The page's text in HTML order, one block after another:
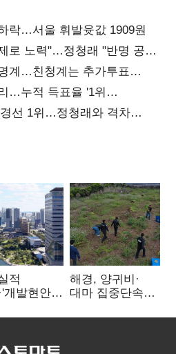
락…서울 휘발윳값 1909원
로 노력"…정청래 "반명 공세
계…친청계는 추가투표
…누적 득표율 '1위
선 1위…정청래와 격차
적
개발현안
제청장
해경, 양귀비·
대마 집중단속…
249명 검거